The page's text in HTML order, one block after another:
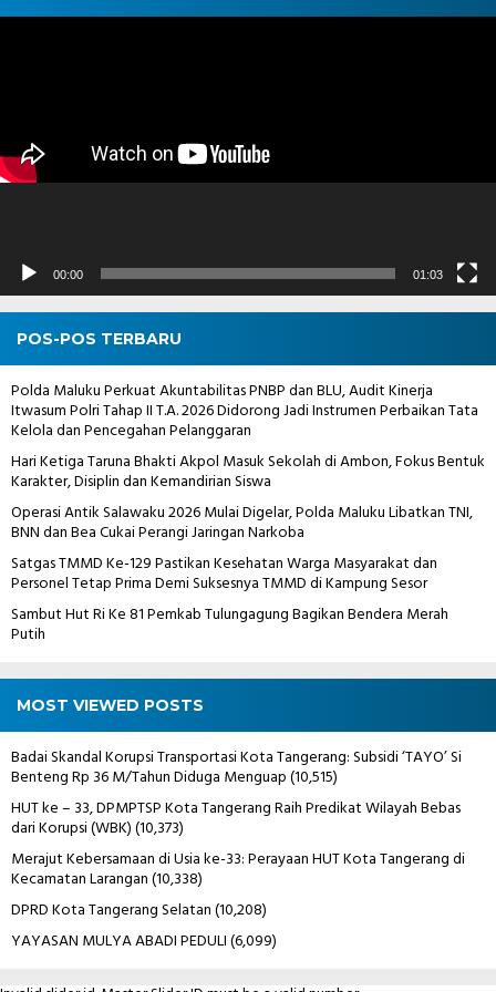
Pemutar
00:00 01:03
POS-POS TERBARU
Polda Maluku Perkuat Akuntabilitas PNBP dan BLU, Audit Kinerja
Itwasum Polri Tahap II T.A. 2026 Didorong Jadi Instrumen Perbaikan Tata
Kelola dan Pencegahan Pelanggaran
Hari Ketiga Taruna Bhakti Akpol Masuk Sekolah di Ambon, Fokus Bentuk
Karakter, Disiplin dan Kemandirian Siswa
Operasi Antik Salawaku 2026 Mulai Digelar, Polda Maluku Libatkan TNI,
BNN dan Bea Cukai Perangi Jaringan Narkoba
Satgas TMMD Ke-129 Pastikan Kesehatan Warga Masyarakat dan
Personel Tetap Prima Demi Suksesnya TMMD di Kampung Sesor
Sambut Hut Ri Ke 81 Pemkab Tulungagung Bagikan Bendera Merah
Putih
MOST VIEWED POSTS
Badai Skandal Korupsi Transportasi Kota Tangerang: Subsidi ‘TAYO’ Si
Benteng Rp 36 M/Tahun Diduga Menguap(10,515)
HUT ke – 33, DPMPTSP Kota Tangerang Raih Predikat Wilayah Bebas
dari Korupsi (WBK)(10,373)
Merajut Kebersamaan di Usia ke-33: Perayaan HUT Kota Tangerang di
Kecamatan Larangan(10,338)
DPRD Kota Tangerang Selatan(10,208)
YAYASAN MULYA ABADI PEDULI(6,099)